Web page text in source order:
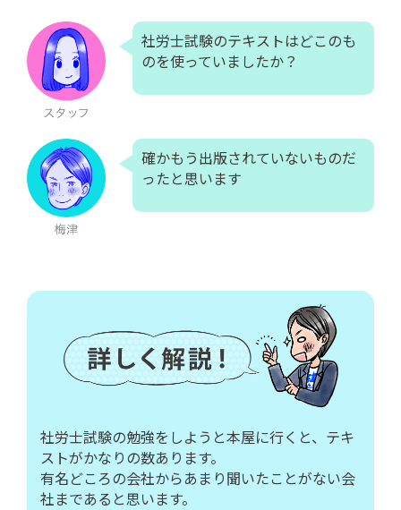
社労士試験のテキストはどこのも
のを使っていましたか？
確かもう出版されていないものだ
ったと思います
社労士試験の勉強をしようと本屋に行くと、テキ
ストがかなりの数あります。
有名どころの会社からあまり聞いたことがない会
社まであると思います。